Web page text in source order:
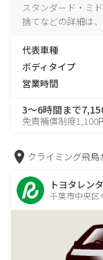
スタンダード・ミ
捨てなどの詳細は
代表車種
ボディタイプ
営業時間
3～6時間まで
免責補償制度1,100
クライミング飛鳥
トヨタレン
千葉市中央区